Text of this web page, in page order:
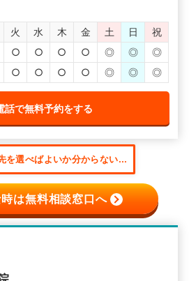
火 水 木 金 土 日
祝
○ ○ ○ ○ ◎ ◎
◎
○ ○ ○ ○ ◎ ◎ ◎
話で無料予約をする
を選べばよいか分からない...
は無料相談窓口へ